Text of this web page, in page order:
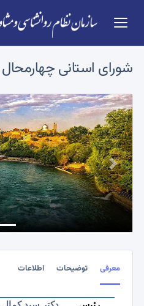
شورای استانی
Next
معرفی توضیحات اطلاعات